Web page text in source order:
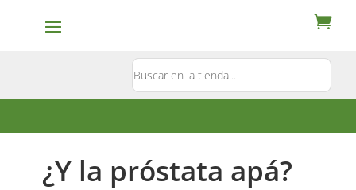
¿Y la próstata apá?